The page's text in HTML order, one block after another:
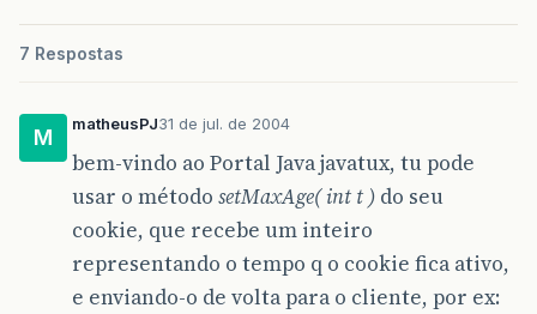
7 Respostas
M
matheusPJ31 de jul. de 2004
bem-vindo ao Portal Java javatux, tu pode
usar o método setMaxAge( int t ) do seu
cookie, que recebe um inteiro
representando o tempo q o cookie fica ativo,
e enviando-o de volta para o cliente, por ex: